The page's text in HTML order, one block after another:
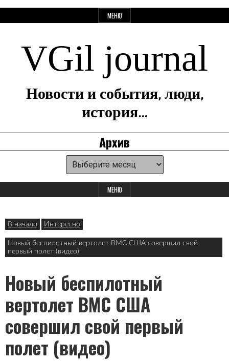
к
МЕНЮ
VGil journal
Новости и события, люди,
история…
для
в
заголовке
Архив
Архив
МЕНЮ
В начало Интересно
Новый беспилотный вертолет ВМС США совершил свой
первый полет (видео)
Новый беспилотный
вертолет ВМС США
совершил свой первый
полет (видео)